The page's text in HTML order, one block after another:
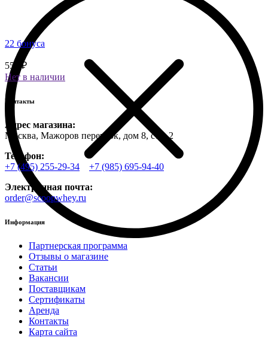
22 бонуса
550 ₽
Нет в наличии
Контакты
Адрес магазина:
Москва, Мажоров переулок, дом 8, стр. 2
Телефон:
+7 (495) 255-29-34
+7 (985) 695-94-40
Электронная почта:
order@scoopwhey.ru
Информация
Партнерская программа
Отзывы о магазине
Статьи
Вакансии
Поставщикам
Сертификаты
Аренда
Контакты
Карта сайта